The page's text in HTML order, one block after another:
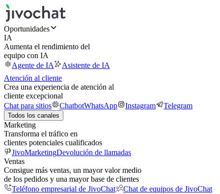
Oportunidades
IA
Aumenta el rendimiento del
equipo con IA
Agente de IA
Asistente de IA
Atención al cliente
Crea una experiencia de atención al
cliente excepcional
Chat para sitios
ChatbotWhatsApp Instagram Telegram
Todos los canales
Marketing
Transforma el tráfico en
clientes potenciales cualificados
JivoMarketingDevolución de llamadas
Ventas
Consigue más ventas, un mayor valor medio
de los pedidos y una mayor base de clientes
Teléfono empresarial de JivoChat
Chat de equipos de JivoChat